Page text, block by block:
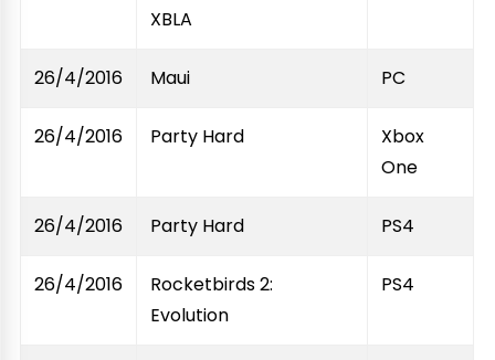
XBLA
26/4/2016 Maui PC
26/4/2016 Party Hard
Xbox
One
26/4/2016 Party Hard PS4
26/4/2016
Rocketbirds 2:
Evolution
PS4